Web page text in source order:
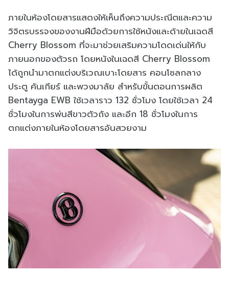
ภายในห้องโดยสารแสดงให้เห็นถึงความประณีตและความ
วิจิตรบรรจงของงานฝีมือด้วยการใช้หนังและด้ายในเฉดสี
Cherry Blossom ที่จะมาช่วยเสริมความโดดเด่นให้กับ
ภายนอกของตัวรถ โดยหนังในเฉดสี Cherry Blossom
ได้ถูกนำมาตกแต่งบริเวณเบาะโดยสาร คอนโซลกลาง
ประตู คันเกียร์ และพวงมาลัย สำหรับขั้นตอนการผลิต
Bentayga EWB ใช้เวลาราว 132 ชั่วโมง โดยใช้เวลา 24
ชั่วโมงในการพ่นสีขาวตัวถัง และอีก 18 ชั่วโมงในการ
ตกแต่งภายในห้องโดยสารอันสวยงาม